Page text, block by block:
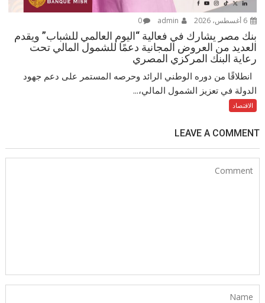
6 أغسطس، 2026 0
بنك مصر يشارك في فعالية “اليوم العالمي للشباب” ويقدم
العديد من العروض المجانية دعمًا للشمول المالي تحت
رعاية البنك المركزي المصري
انطلاقًا من دوره الوطني الرائد وحرصه المستمر على دعم جهود
الدولة في تعزيز الشمول المالي،...
الاقتصاد
LEAVE A COMMENT